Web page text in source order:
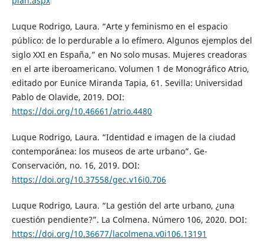
Luque Rodrigo, Laura. “Arte y feminismo en el espacio
público: de lo perdurable a lo efímero. Algunos ejemplos del
siglo XXI en España,” en No solo musas. Mujeres creadoras
en el arte iberoamericano. Volumen 1 de Monográfico Atrio,
editado por Eunice Miranda Tapia, 61. Sevilla: Universidad
Pablo de Olavide, 2019. DOI:
https://doi.org/10.46661/atrio.4480
Luque Rodrigo, Laura. “Identidad e imagen de la ciudad
contemporánea: los museos de arte urbano”. Ge-
Conservación, no. 16, 2019. DOI:
https://doi.org/10.37558/gec.v16i0.706
Luque Rodrigo, Laura. “La gestión del arte urbano, ¿una
cuestión pendiente?”. La Colmena. Número 106, 2020. DOI:
https://doi.org/10.36677/lacolmena.v0i106.13191